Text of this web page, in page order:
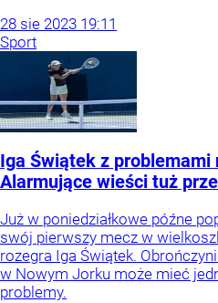
28 sie 2023 19:11
Sport
Iga Świątek z problemami
Alarmujące wieści tuż
Już w poniedziałkowe późne
swój pierwszy mecz w
rozegra Iga Świątek.
w Nowym Jorku może mieć
problemy.